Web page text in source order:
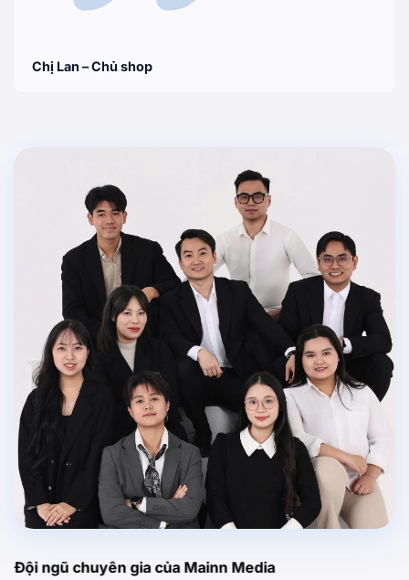
Chị Lan – Chủ shop
Đội ngũ chuyên gia của Mainn Media